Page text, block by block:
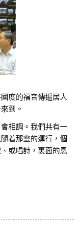
度的福音傳遍居人
到。
相調。我們共有一
着那靈的運行，個
或唱詩，裏面的恩